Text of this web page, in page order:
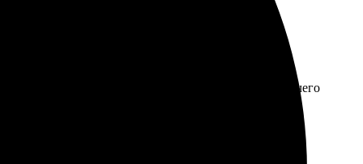
40х40 и оплатил. Сайт интуитивно понятный, ничего
цвета яркие и насыщенные. Теперь планирую